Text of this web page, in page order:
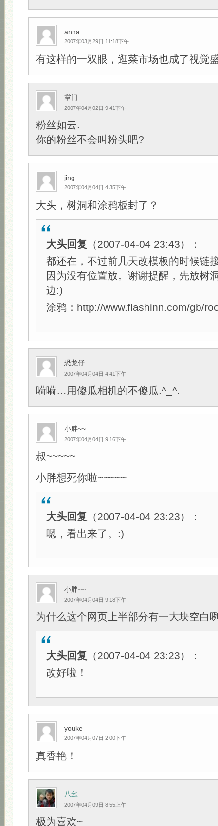
anna
2007年03月29日 11:18下午
有这样的一双眼，逛菜市场也成了视觉
掌门
2007年04月02日 9:41下午
粉丝如云.
你的粉丝不会叫粉头吧?
jing
2007年04月04日 4:35下午
大头，树洞和涂鸦板封了？
大头回复 （2007-04-04 23:43）：
都还在，不过前几天改模板的时候链
因为没有位置放。谢谢提醒，先放树
边:)
涂鸦：http://www.flashinn.com/gb/
恐龙仔.
2007年04月04日 4:41下午
嗬嗬…用傻瓜相机的不傻瓜.^_^.
小胖~~
2007年04月04日 9:16下午
叔~~~~~
小胖想死你啦~~~~~
大头回复 （2007-04-04 23:23）：
嗯，看出来了。:)
小胖~~
2007年04月04日 9:18下午
为什么这个网页上半部分有一大块空白
大头回复 （2007-04-04 23:23）：
改好啦！
youke
2007年04月07日 2:00下午
真香艳！
八幺
2007年04月09日 8:55上午
极为喜欢~